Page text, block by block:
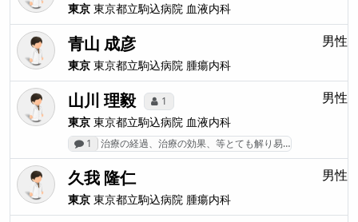
東京 東京都立駒込病院 血液内科
青山 成彦
東京 東京都立駒込病院 腫瘍内科
男性
山川 理毅 1
東京 東京都立駒込病院 血液内科
1 治療の経過、治療の効果、等とても解り易…
男性
久我 隆仁
東京 東京都立駒込病院 腫瘍内科
男性